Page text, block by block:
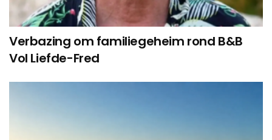
Verbazing om familiegeheim rond B&B
Vol Liefde-Fred